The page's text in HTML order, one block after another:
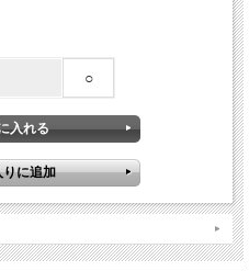
○